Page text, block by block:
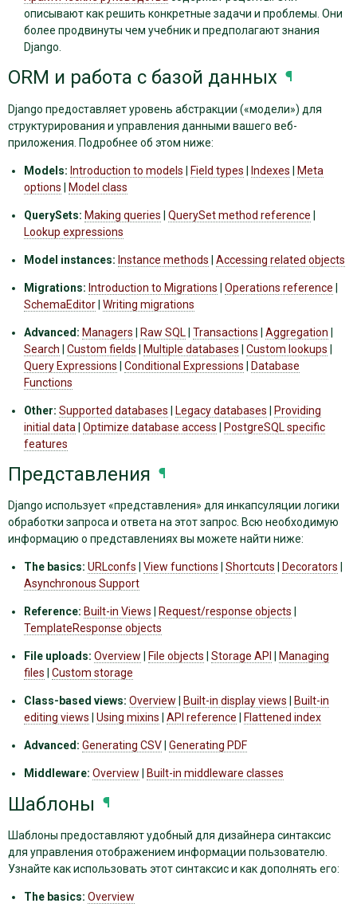
описывают как решить конкретные задачи и проблемы. Они
более продвинуты чем учебник и предполагают знания
Django.
ORM и работа с базой данных ¶
Django предоставляет уровень абстракции («модели») для
структурирования и управления данными вашего веб-
приложения. Подробнее об этом ниже:
Models: Introduction to models | Field types | Indexes | Meta
options | Model class
QuerySets: Making queries | QuerySet method reference |
Lookup expressions
Model instances: Instance methods | Accessing related objects
Migrations: Introduction to Migrations | Operations reference |
SchemaEditor| Writing migrations
Advanced: Managers | Raw SQL | Transactions | Aggregation |
Search | Custom fields | Multiple databases | Custom lookups |
Query Expressions | Conditional Expressions | Database
Functions
Other: Supported databases | Legacy databases | Providing
initial data | Optimize database access | PostgreSQL specific
features
Представления ¶
Django использует «представления» для инкапсуляции логики
обработки запроса и ответа на этот запрос. Всю необходимую
информацию о представлениях вы можете найти ниже:
The basics: URLconfs View functions Shortcuts Decorators
Asynchronous Support
Reference: Built-in Views Request/response objects
TemplateResponse objects
File uploads: Overview File objects Storage API
Managing
files
Custom storage
Class-based views: Overview Built-in display views
Built-in
editing views
Using mixins API reference Flattened index
Advanced: Generating CSV Generating PDF
Middleware: Overview Built-in middleware classes
Шаблоны ¶
Шаблоны предоставляют удобный для дизайнера синтаксис
для управления отображением информации пользователю.
Узнайте как использовать этот синтаксис и как дополнять его:
The basics: Overview